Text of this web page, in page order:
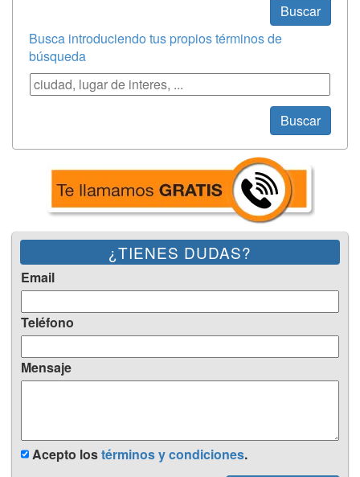
Buscar
Busca introduciendo tus propios términos de
búsqueda
Búsqueda
Buscar
¿TIENES DUDAS?
Email
Teléfono
Mensaje
Acepto lostérminos y condiciones.